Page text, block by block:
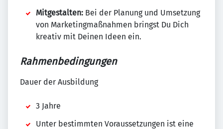
Mitgestalten: Bei der Planung und Umsetzung
von Marketingmaßnahmen bringst Du Dich
kreativ mit Deinen Ideen ein.
Rahmenbedingungen
Dauer der Ausbildung
3 Jahre
Unter bestimmten Voraussetzungen ist eine